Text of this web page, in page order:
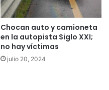
Chocan auto y camioneta
en la autopista Siglo XXI;
no hay víctimas
julio 20, 2024